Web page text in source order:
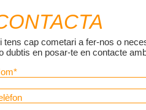
tens cap cometari a fer-nos o
dubtis en posar-te en contacte
*